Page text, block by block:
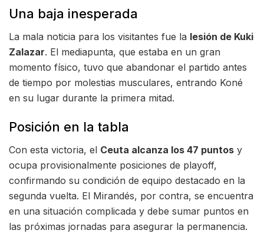
Una baja inesperada
La mala noticia para los visitantes fue la lesión de Kuki
Zalazar. El mediapunta, que estaba en un gran
momento físico, tuvo que abandonar el partido antes
de tiempo por molestias musculares, entrando Koné
en su lugar durante la primera mitad.
Posición en la tabla
Con esta victoria, el Ceuta alcanza los 47 puntos y
ocupa provisionalmente posiciones de playoff,
confirmando su condición de equipo destacado en la
segunda vuelta. El Mirandés, por contra, se encuentra
en una situación complicada y debe sumar puntos en
las próximas jornadas para asegurar la permanencia.